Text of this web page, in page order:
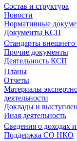
Состав и структура
Новости
Нормативные
Документы КСП
Стандарты внешнего
Прочие документы
Деятельность КСП
Планы
Отчеты
Материалы
деятельности
Доклады и
Иная деятельность
Сведения о доходах
Поддержка СО НКО